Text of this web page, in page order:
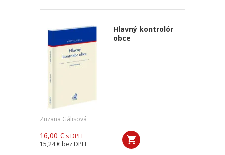
Hlavný kontrolór
obce
Zuzana Gálisová
16,00 € s DPH
15,24 € bez DPH